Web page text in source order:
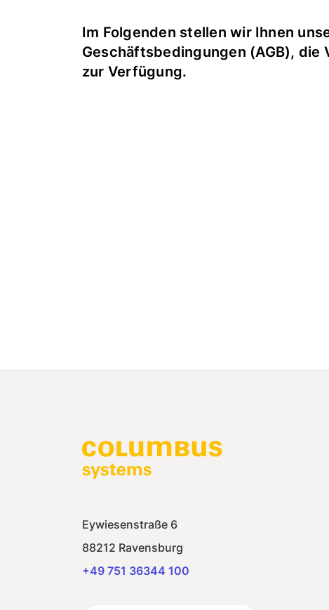
Im Folgenden stellen wir Ihnen
Geschäftsbedingungen (AGB),
zur Verfügung.
Eywiesenstraße 6
88212 Ravensburg
+49 751 36344 100